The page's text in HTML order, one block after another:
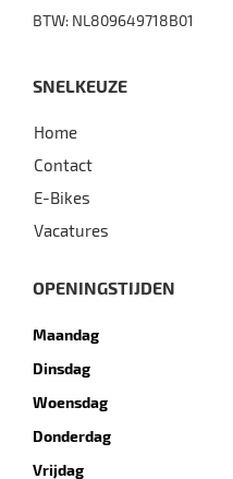
BTW: NL809649718B01
SNELKEUZE
Home
Contact
E-Bikes
Vacatures
OPENINGSTIJDEN
Maandag
Dinsdag
Woensdag
Donderdag
Vrijdag